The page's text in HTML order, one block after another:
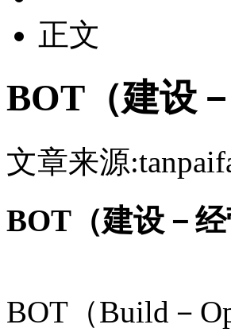
正文
BOT（建设
文章来源
BOT（建设－
BOT（Build－